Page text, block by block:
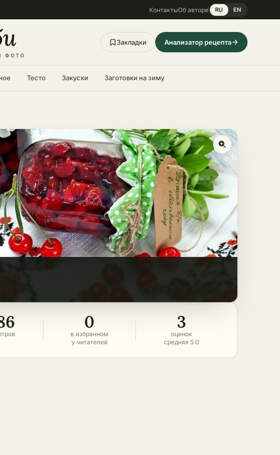
КонтактыОб авторе RU EN
ФОТО
Закладки Анализатор рецепта
Тесто Закуски Заготовки на зиму
0
в избранном
у читателей
3
оценок
средняя 5.0